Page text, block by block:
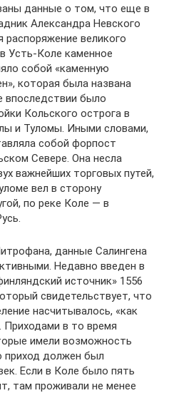
данные о том, что еще в
Александра Невского
распоряжение великого
Усть-Коле каменное
собой «каменную
которая была названа
впоследствии было
Кольского острога в
и Туломы. Иными словами,
собой форпост
Севере. Она несла
важнейших торговых путей,
вел в сторону
по реке Коле — в
данные Салингена
Недавно введен в
источник» 1556
свидетельствует, что
насчитывалось, «как
Приходами в то время
имели возможность
приход должен был
Если в Коле было пять
там проживали не менее